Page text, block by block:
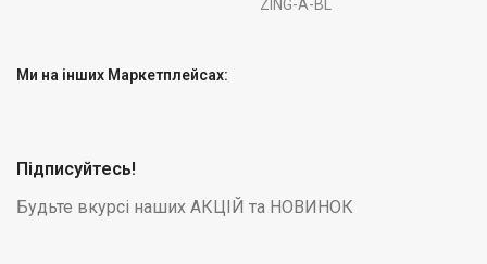
ZING-A-BL
Ми на інших Маркетплейсах:
Підписуйтесь!
Будьте вкурсі наших АКЦІЙ та НОВИНОК